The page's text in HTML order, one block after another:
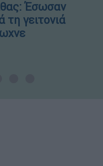
Έσωσαν
γειτονιά